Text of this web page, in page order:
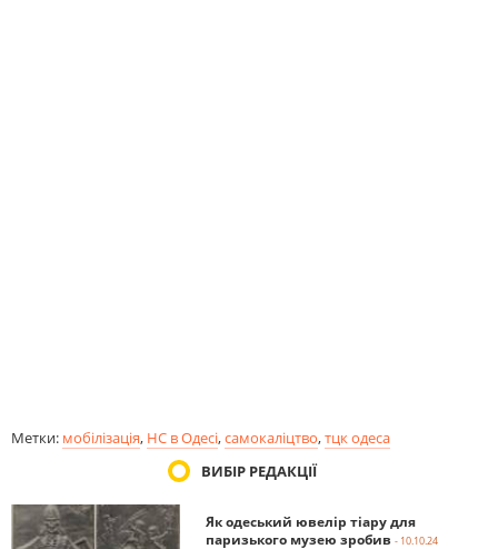
Метки: мобілізація, НС в Одесі,самокаліцтво,тцк одеса
ВИБІР РЕДАКЦІЇ
Як одеський ювелір тіару для
паризького музею зробив - 10.10.24